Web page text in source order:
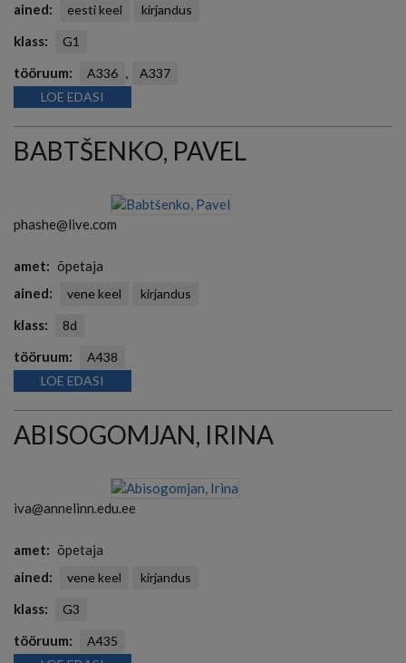
ained
eesti keel kirjandus
klass G1
tööruum A336
A337
LOE EDASI
BABTŠENKO, PAVEL
phashe@live.com
amet
õpetaja
ained
vene keel kirjandus
klass 8d
tööruum
A438
LOE EDASI
ABISOGOMJAN, IRINA
iva@annelinn.edu.ee
amet
õpetaja
ained
vene keel kirjandus
klass G3
tööruum
A435